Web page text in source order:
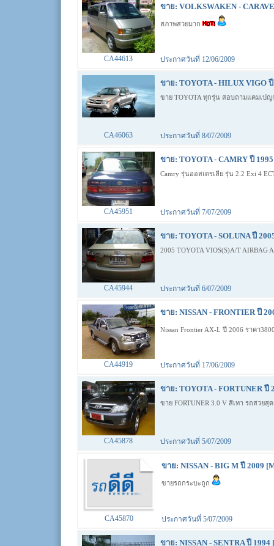
ขาย: VOLKSWAKEN -
สภาพสวยมาก
CA44613 ประกาศวันที่ 12/06/2009
ขาย: TOYOTA - HILUX VIGO
ขาย TOYOTA ทุกรุ่น สอบถามแคมเป
CA46063 ประกาศวันที่ 8/07/2009
ขาย: TOYOTA - CAMRY ปี
Camry รุ่นออสเตรเลีย รุ่น 2.2 Exi 4
CA45951 ประกาศวันที่ 7/07/2009
ขาย: TOYOTA - SOLUNA ปี
2005 TOYOTA VIOS(S)A/T AIRBAG
CA45944 ประกาศวันที่ 6/07/2009
ขาย: NISSAN - FRONTIER ปี
Nissan Frontier AX-L ปี 2006 ราคา
CA44919 ประกาศวันที่ 17/06/2009
ขาย: TOYOTA - FORTUNER ปี
ขาย FORTUNER 3.0 V สีเทา รถสวยสุ
CA45878 ประกาศวันที่ 5/07/2009
ขาย: NISSAN - BIG M ปี 2009
ขายรถกระบะถูก
CA45870 ประกาศวันที่ 5/07/2009
ขาย: NISSAN - SENTRA ปี 1994